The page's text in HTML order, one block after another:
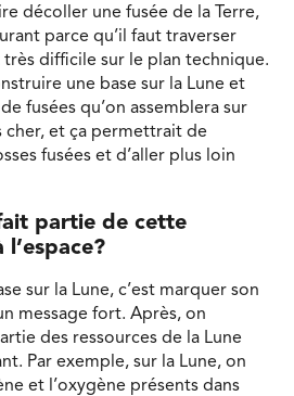
décoller une fusée de la Terre,
parce qu’il faut traverser
très difficile sur le plan technique.
une base sur la Lune et
fusées qu’on assemblera sur
cher, et ça permettrait de
fusées et d’aller plus loin
partie de cette
l’espace?
sur la Lune, c’est marquer son
message fort. Après, on
des ressources de la Lune
Par exemple, sur la Lune, on
et l’oxygène présents dans